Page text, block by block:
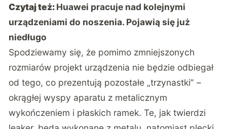
Czytaj też:Huawei pracuje nad kolejnymi
urządzeniami do noszenia. Pojawią się już
niedługo
Spodziewamy się, że pomimo zmniejszonych
rozmiarów projekt urządzenia nie będzie odbiegał
od tego, co prezentują pozostałe „trzynastki” –
okrągłej wyspy aparatu z metalicznym
wykończeniem i płaskich ramek. Te, jak twierdzi